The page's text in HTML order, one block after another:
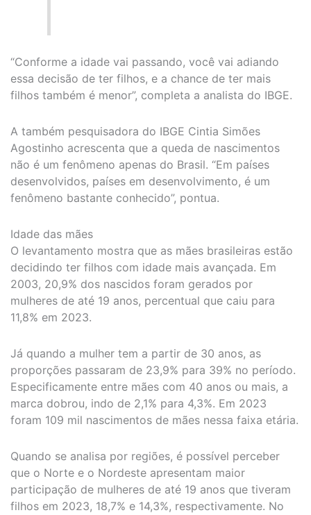
“Conforme a idade vai passando, você vai adiando
essa decisão de ter filhos, e a chance de ter mais
filhos também é menor”, completa a analista do IBGE.
A também pesquisadora do IBGE Cintia Simões
Agostinho acrescenta que a queda de nascimentos
não é um fenômeno apenas do Brasil. “Em países
desenvolvidos, países em desenvolvimento, é um
fenômeno bastante conhecido”, pontua.
Idade das mães
O levantamento mostra que as mães brasileiras estão
decidindo ter filhos com idade mais avançada. Em
2003, 20,9% dos nascidos foram gerados por
mulheres de até 19 anos, percentual que caiu para
11,8% em 2023.
Já quando a mulher tem a partir de 30 anos, as
proporções passaram de 23,9% para 39% no período.
Especificamente entre mães com 40 anos ou mais, a
marca dobrou, indo de 2,1% para 4,3%. Em 2023
foram 109 mil nascimentos de mães nessa faixa etária.
Quando se analisa por regiões, é possível perceber
que o Norte e o Nordeste apresentam maior
participação de mulheres de até 19 anos que tiveram
filhos em 2023, 18,7% e 14,3%, respectivamente. No